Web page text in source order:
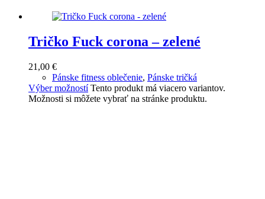
Tričko Fuck corona – zelené
21,00 €
Pánske fitness oblečenie, Pánske tričká
Výber možností Tento produkt má viacero variantov.
Možnosti si môžete vybrať na stránke produktu.